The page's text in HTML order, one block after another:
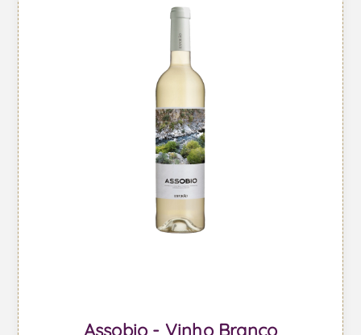
Assobio - Vinho Branco